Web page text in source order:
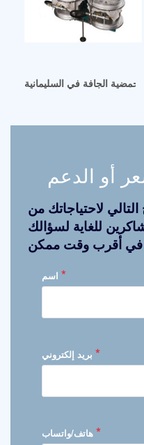
الجافة في السليمانية
أو الدعم
لاحتياجاتك من
للغاية لسؤالك
*
*
*